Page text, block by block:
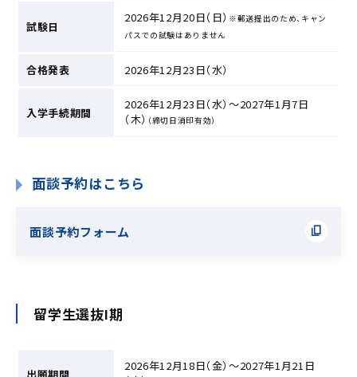
試験日
2026年12月20日（日） ※郵送提出のため、キャン
パスでの試験はありません
合格発表 2026年12月23日（水）
入学手続期間
2026年12月23日（水）～2027年1月7日
（木） （締切日消印有効）
面談予約はこちら
面談予約フォーム
留学生選抜Ⅰ期
2026年12月18日（金）～2027年1月21日